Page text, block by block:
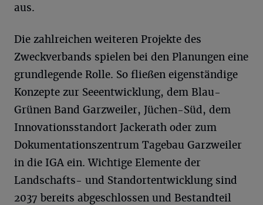
aus.
Die zahlreichen weiteren Projekte des
Zweckverbands spielen bei den Planungen eine
grundlegende Rolle. So fließen eigenständige
Konzepte zur Seeentwicklung, dem Blau-
Grünen Band Garzweiler, Jüchen-Süd, dem
Innovationsstandort Jackerath oder zum
Dokumentationszentrum Tagebau Garzweiler
in die IGA ein. Wichtige Elemente der
Landschafts- und Standortentwicklung sind
2037 bereits abgeschlossen und Bestandteil